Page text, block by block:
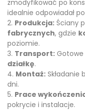
zmodyfikować po
idealnie odpowiadał
Produkcja: Ściany
fabrycznych, gdzie
poziomie.
Transport:
działkę.
Montaż: Składanie
dni.
Prace
pokrycie i instalacje.